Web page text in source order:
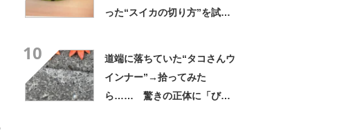
った“スイカの切り方”を試し
10
道端に落ちていた“タコさんウ
インナー”→拾ってみた
ら…… 驚きの正体に「びっ